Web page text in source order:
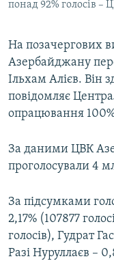
РУС
КТАТ
понад 92% голосів –
На позачергових
Азербайджану
Ільхам Алієв. Він
повідомляє
опрацювання
За даними ЦВК
проголосували 4
За підсумками
2,17% (107877
голосів), Гудрат
Разі Нуруллаєв –